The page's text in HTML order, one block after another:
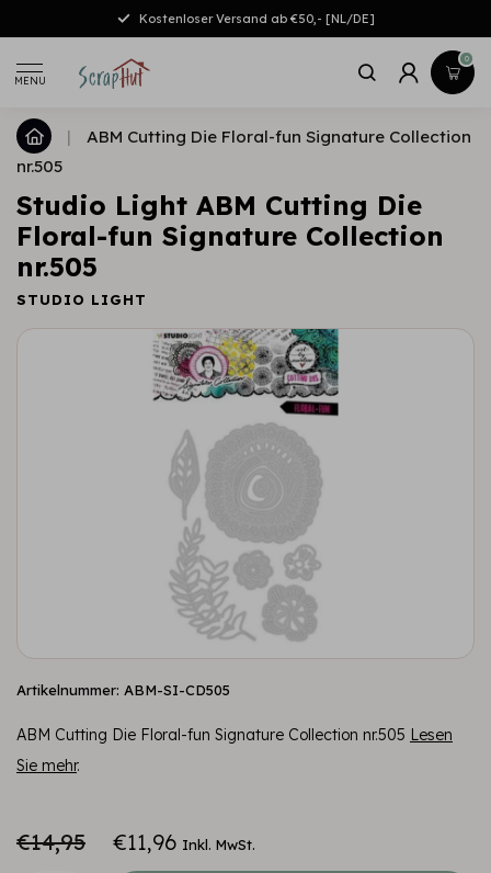
Kostenloser Versand ab €50,- [NL/DE]
MENU
0
|
ABM Cutting Die Floral-fun Signature Collection
nr.505
Studio Light ABM Cutting Die
Floral-fun Signature Collection
nr.505
STUDIO LIGHT
Artikelnummer: ABM-SI-CD505
ABM Cutting Die Floral-fun Signature Collection nr.505 Lesen
Sie mehr.
€14,95 €11,96 Inkl. MwSt.